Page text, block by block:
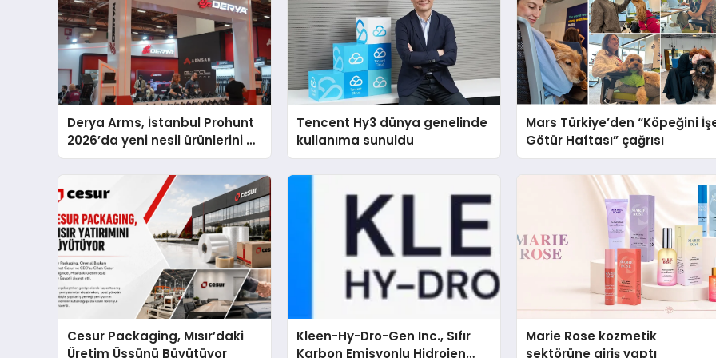
Derya Arms, İstanbul Prohunt
2026’da yeni nesil ürünlerini ve
global marka vizyonunu
Tencent Hy3 dünya genelinde
kullanıma sunuldu
Mars Türkiye’den “Köpeğini
Götür Haftası” çağrısı
Cesur Packaging, Mısır’daki
Üretim Üssünü Büyütüyor
Kleen-Hy-Dro-Gen Inc., Sıfır
Karbon Emisyonlu Hidrojen
Marie Rose kozmetik
sektörüne giriş yaptı